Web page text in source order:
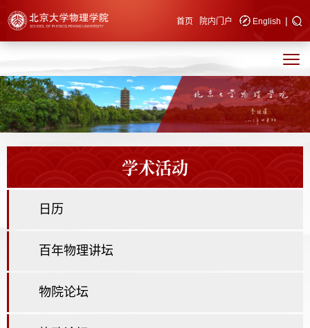
快速导航 首页 院内门户 English |
学术活动
日历
百年物理讲坛
物院论坛